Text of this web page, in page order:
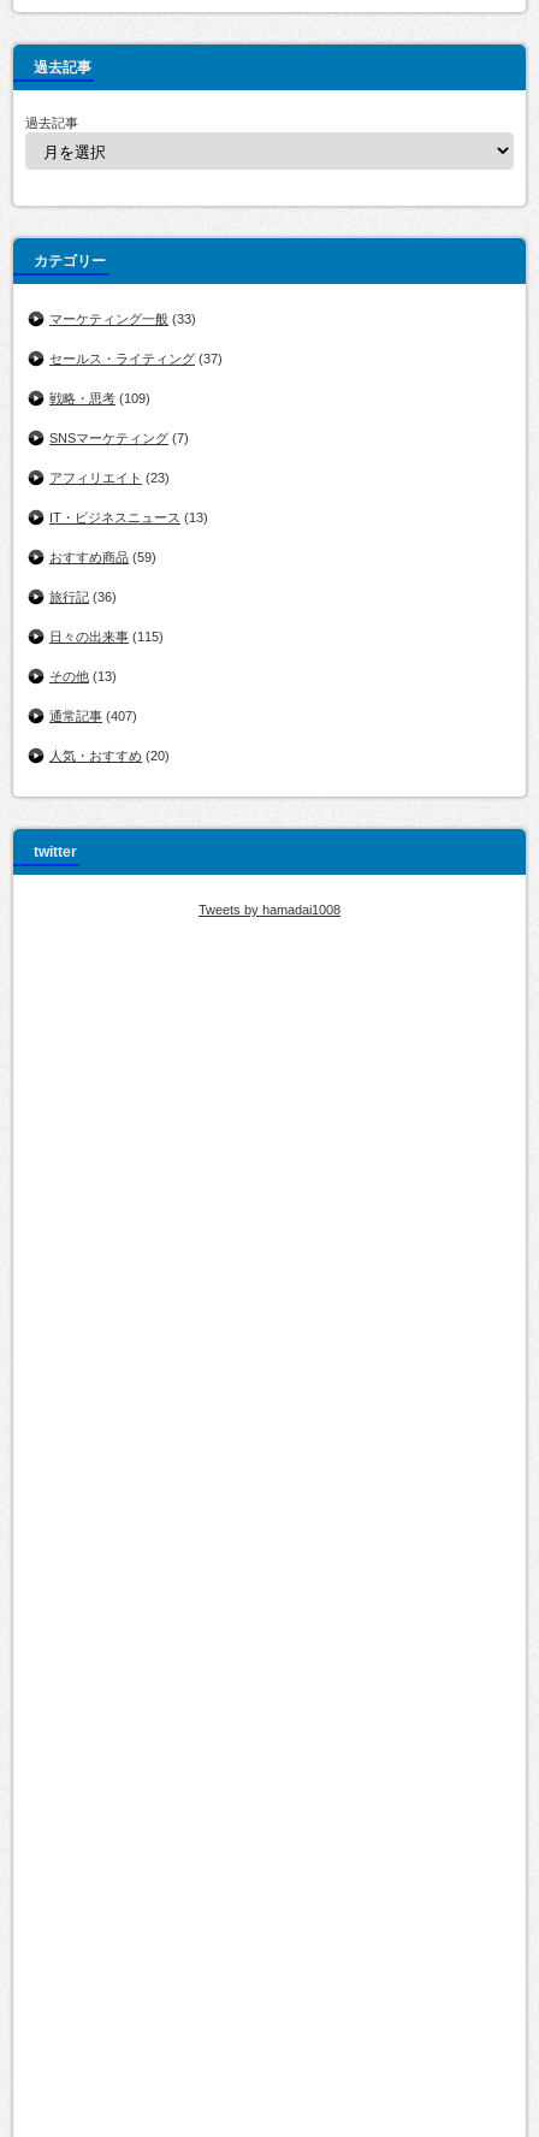
過去記事
過去記事
カテゴリー
マーケティング一般 (33)
セールス・ライティング (37)
戦略・思考 (109)
SNSマーケティング (7)
アフィリエイト (23)
IT・ビジネスニュース (13)
おすすめ商品 (59)
旅行記 (36)
日々の出来事 (115)
その他 (13)
通常記事 (407)
人気・おすすめ (20)
twitter
Tweets by hamadai1008